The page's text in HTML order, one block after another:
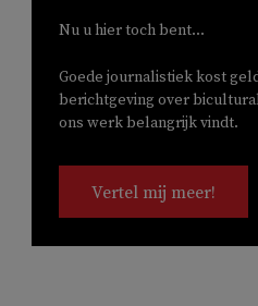
Nu u hier toch bent...
Goede journalistiek kost
berichtgeving over
ons werk belangrijk vindt.
Vertel mij meer!